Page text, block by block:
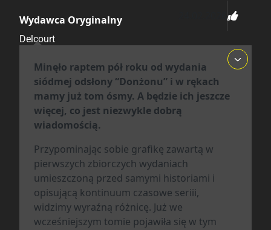
Wydawca Oryginalny
Delcourt
Data Wydania
30.01.2026
Wydanie
Druk
Kolor
Minęło raptem pół roku od wydania
siódmej odsłony “Donżonu” i w rękach
mamy już tom ósmy. A będzie ich jeszcze
więcej, co jest niezwykle dobrą
wiadomością.
Przypominając sobie grafikę zawartą w
pierwszych zbiorczych wydaniach
umieszczoną przed samymi historiami i
opisującą kontinuum czasowe seriii,
widzimy wyraźną różnicę. Już we
wcześniejszym tomie pojawiła się w tym